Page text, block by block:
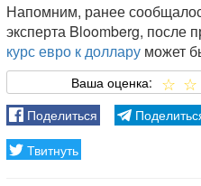
Напомним, ранее
эксперта Bloomberg, после
курс евро к доллару может